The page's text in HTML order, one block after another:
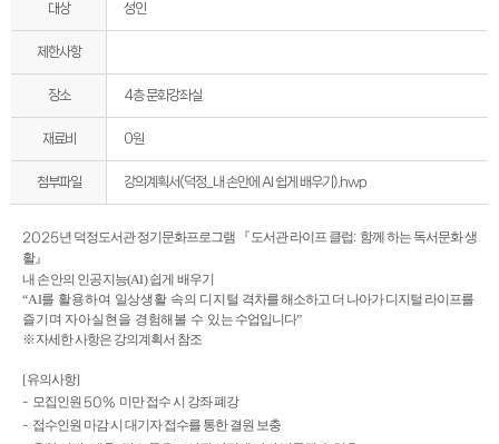
대상 성인
제한사항
장소 4층 문화강좌실
재료비 0원
첨부파일 강의계획서(덕정_내 손안에 AI 쉽게 배우기).hwp
2025년 덕정도서관 정기문화프로그램 『도서관 라이프 클럽: 함께 하는 독서문화 생
활』
내 손안의 인공지능(AI)쉽게 배우기
“AI를 활용하여 일상생활 속의 디지털 격차를 해소하고 더 나아가 디지털 라이프를
즐기며 자아실현을 경험해볼 수 있는 수업입니다”
※자세한 사항은 강의계획서 참조
[유의사항]
- 모집인원 50% 미만 접수 시 강좌 폐강
- 접수인원 마감 시 대기자 접수를 통한 결원 보충